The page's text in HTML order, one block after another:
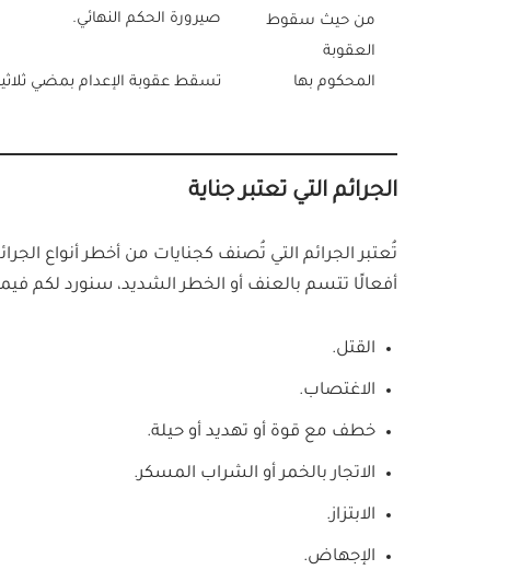
من حيث سقوط
العقوبة
المحكوم بها
صيرورة الحكم النهائي.
تسقط عقوبة الإعدام بمضي
الجرائم التي تعتبر جناية
تُعتبر الجرائم التي تُصنف كجنايات من أخطر أنواع
أفعالًا تتسم بالعنف أو الخطر الشديد، سنورد لكم
القتل.
الاغتصاب.
خطف مع قوة أو تهديد أو حيلة.
الاتجار بالخمر أو الشراب المسكر.
الابتزاز.
الإجهاض.